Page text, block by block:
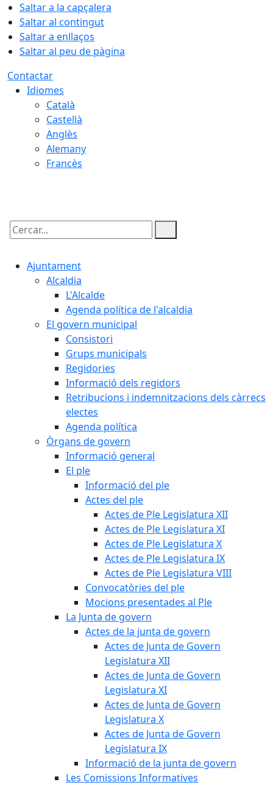
Saltar a la capçalera
Saltar al contingut
Saltar a enllaços
Saltar al peu de pàgina
Contactar
Idiomes
Català
Castellà
Anglès
Alemany
Francès
Cercar:
Ajuntament
Alcaldia
L'Alcalde
Agenda política de l'alcaldia
El govern municipal
Consistori
Grups municipals
Regidories
Informació dels regidors
Retribucions i indemnitzacions dels càrrecs
electes
Agenda política
Òrgans de govern
Informació general
El ple
Informació del ple
Actes del ple
Actes de Ple Legislatura XII
Actes de Ple Legislatura XI
Actes de Ple Legislatura X
Actes de Ple Legislatura IX
Actes de Ple Legislatura VIII
Convocatòries del ple
Mocions presentades al Ple
La Junta de govern
Actes de la junta de govern
Actes de Junta de Govern
Legislatura XII
Actes de Junta de Govern
Legislatura XI
Actes de Junta de Govern
Legislatura X
Actes de Junta de Govern
Legislatura IX
Informació de la junta de govern
Les Comissions Informatives